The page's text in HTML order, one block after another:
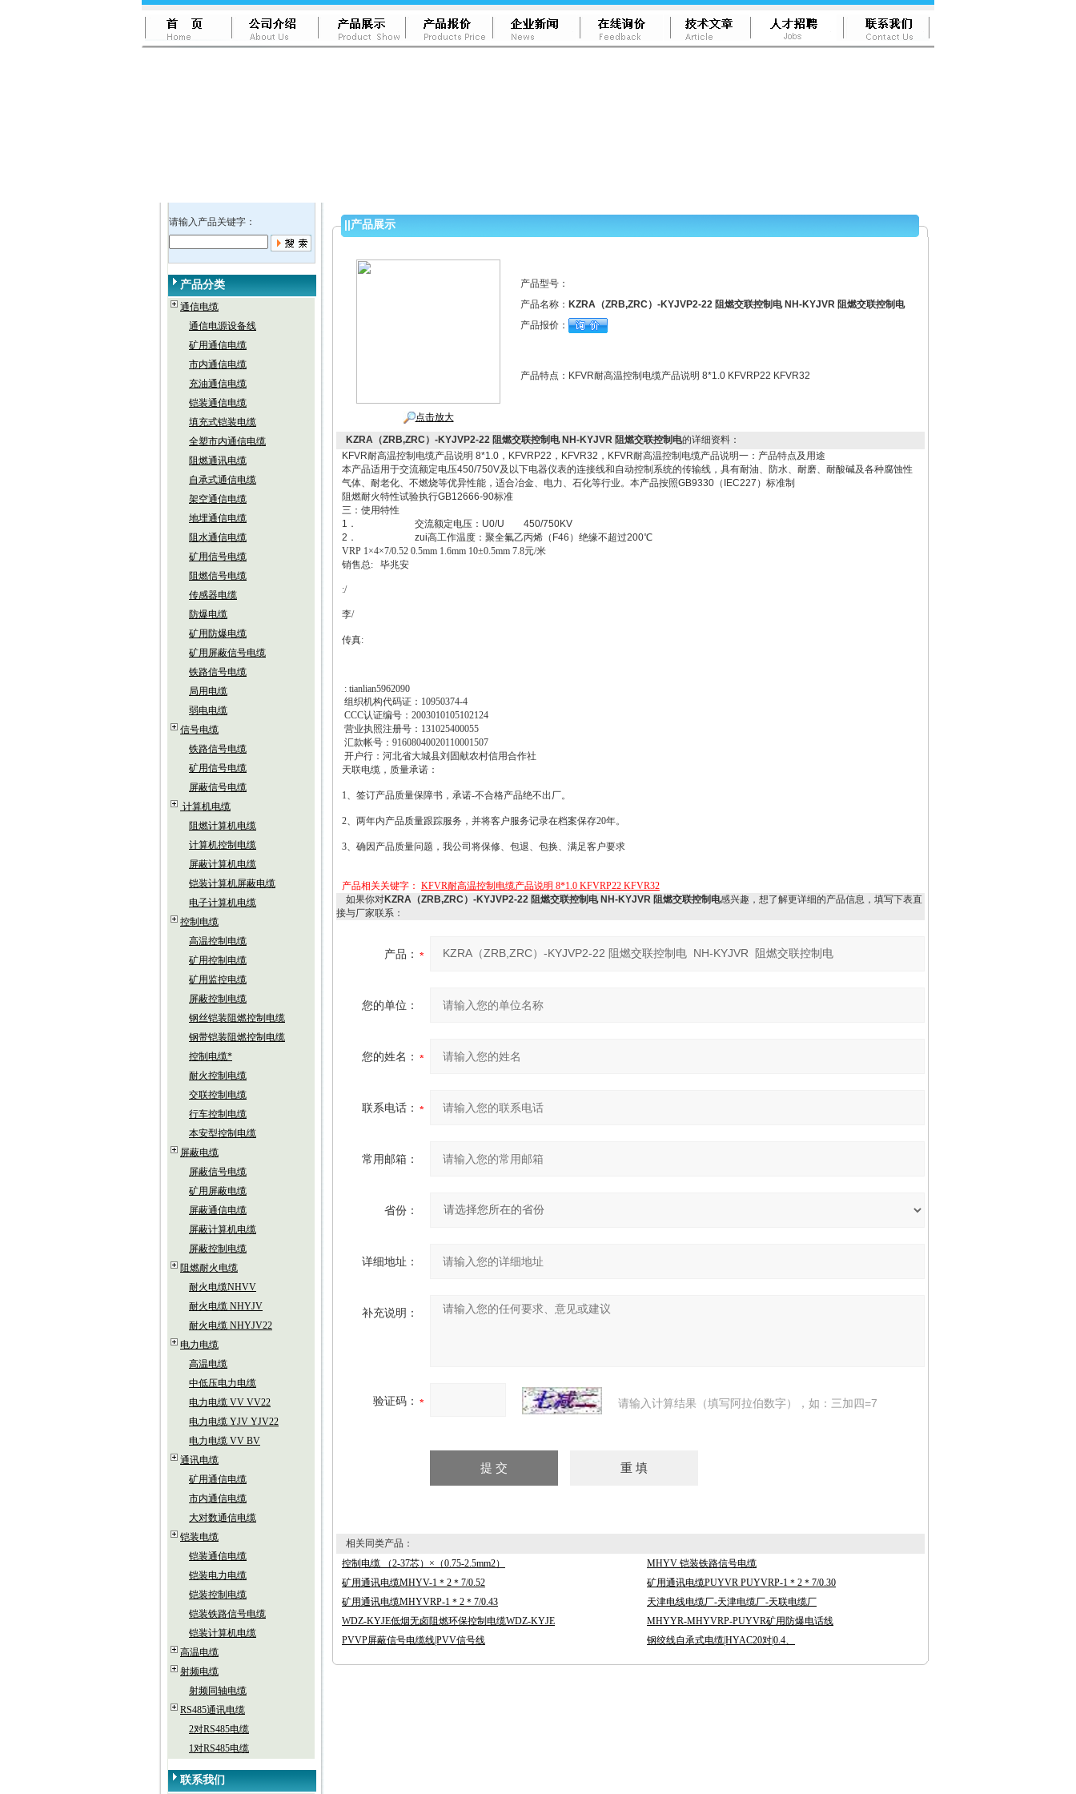
请输入产品关键字：
产品分类
通信电缆
通信电源设备线
矿用通信电缆
市内通信电缆
充油通信电缆
铠装通信电缆
填充式铠装电缆
全塑市内通信电缆
阻燃通讯电缆
自承式通信电缆
架空通信电缆
地埋通信电缆
阻水通信电缆
矿用信号电缆
阻燃信号电缆
传感器电缆
防爆电缆
矿用防爆电缆
矿用屏蔽信号电缆
铁路信号电缆
局用电缆
弱电电缆
信号电缆
铁路信号电缆
矿用信号电缆
屏蔽信号电缆
计算机电缆
阻燃计算机电缆
计算机控制电缆
屏蔽计算机电缆
铠装计算机屏蔽电缆
电子计算机电缆
控制电缆
高温控制电缆
矿用控制电缆
矿用监控电缆
屏蔽控制电缆
钢丝铠装阻燃控制电缆
钢带铠装阻燃控制电缆
控制电缆*
耐火控制电缆
交联控制电缆
行车控制电缆
本安型控制电缆
屏蔽电缆
屏蔽信号电缆
矿用屏蔽电缆
屏蔽通信电缆
屏蔽计算机电缆
屏蔽控制电缆
阻燃耐火电缆
耐火电缆NHVV
耐火电缆 NHYJV
耐火电缆 NHYJV22
电力电缆
高温电缆
中低压电力电缆
电力电缆 VV VV22
电力电缆 YJV YJV22
电力电缆 VV BV
通讯电缆
矿用通信电缆
市内通信电缆
大对数通信电缆
铠装电缆
铠装通信电缆
铠装电力电缆
铠装控制电缆
铠装铁路信号电缆
铠装计算机电缆
高温电缆
射频电缆
射频同轴电缆
RS485通讯电缆
2对RS485电缆
1对RS485电缆
联系我们
||产品展示
点击放大
产品型号：
产品名称： KZRA（ZRB,ZRC）-KYJVP2-22 阻燃交联控制电 NH-KYJVR 阻燃交联控制电
产品报价：
产品特点： KFVR耐高温控制电缆产品说明 8*1.0 KFVRP22 KFVR32
KZRA（ZRB,ZRC）-KYJVP2-22 阻燃交联控制电 NH-KYJVR 阻燃交联控制电的详细资料：
KFVR耐高温控制电缆产品说明 8*1.0，KFVRP22，KFVR32，KFVR耐高温控制电缆产品说明一：产品特点及用途
本产品适用于交流额定电压450/750V及以下电器仪表的连接线和自动控制系统的传输线，具有耐油、防水、耐磨、耐酸碱及各种腐蚀性
气体、耐老化、不燃烧等优异性能，适合冶金、电力、石化等行业。本产品按照GB9330（IEC227）标准制
阻燃耐火特性试验执行GB12666-90标准
三：使用特性
1． 交流额定电压：U0/U 450/750KV
2． zui高工作温度：聚全氟乙丙烯（F46）绝缘不超过200℃
VRP 1×4×7/0.52 0.5mm 1.6mm 10±0.5mm 7.8元/米
销售总: 毕兆安
:/
李/
传真:
: tianlian5962090
组织机构代码证： 10950374-4
CCC认证编号： 2003010105102124
营业执照注册号： 131025400055
汇款帐号： 91608040020110001507
开户行：河北省大城县刘固献农村信用合作社
天联电缆，质量承诺：
1、签订产品质量保障书，承诺-不合格产品绝不出厂。
2、两年内产品质量跟踪服务，并将客户服务记录在档案保存20年。
3、确因产品质量问题，我公司将保修、包退、包换、满足客户要求
产品相关关键字： KFVR耐高温控制电缆产品说明 8*1.0 KFVRP22 KFVR32
如果你对KZRA（ZRB,ZRC）-KYJVP2-22 阻燃交联控制电 NH-KYJVR 阻燃交联控制电感兴趣，想了解更详细的产品信息，填写下表直
接与厂家联系：
产品：
您的单位：
您的姓名：
联系电话：
常用邮箱：
省份：
详细地址：
补充说明：
验证码： 请输入计算结果（填写阿拉伯数字），如：三加四=7
相关同类产品：
控制电缆 （2-37芯）×（0.75-2.5mm2）
MHYV 铠装铁路信号电缆
矿用通讯电缆MHYV-1＊2＊7/0.52
矿用通讯电缆PUYVR PUYVRP-1＊2＊7/0.30
矿用通讯电缆MHYVRP-1＊2＊7/0.43
天津电线电缆厂-天津电缆厂-天联电缆厂
WDZ-KYJE低烟无卤阻燃环保控制电缆WDZ-KYJE
MHYYR-MHYVRP-PUYVR矿用防爆电话线
PVVP屏蔽信号电缆线|PVV信号线
钢绞线自承式电缆|HYAC20对|0.4、